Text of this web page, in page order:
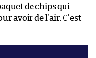
de chips qui
avoir de l’air. C’est